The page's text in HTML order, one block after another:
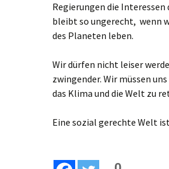
Regierungen die
bleibt so ungerecht, wenn
des Planeten leben.
Wir dürfen nicht leiser
zwingender. Wir müssen
das Klima und die Welt zu
Eine sozial gerechte Welt